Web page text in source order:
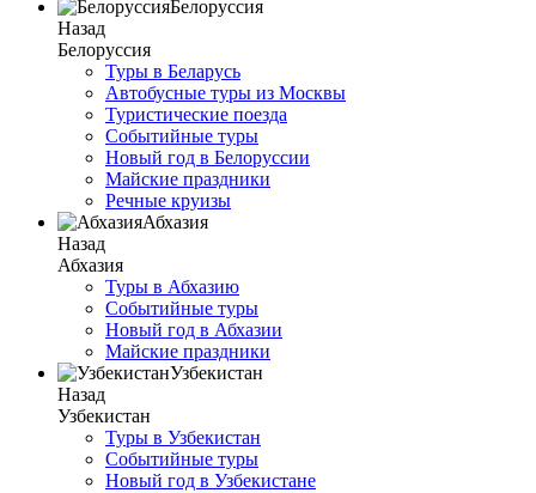
Белоруссия
Назад
Белоруссия
Туры в Беларусь
Автобусные туры из Москвы
Туристические поезда
Событийные туры
Новый год в Белоруссии
Майские праздники
Речные круизы
Абхазия
Назад
Абхазия
Туры в Абхазию
Событийные туры
Новый год в Абхазии
Майские праздники
Узбекистан
Назад
Узбекистан
Туры в Узбекистан
Событийные туры
Новый год в Узбекистане